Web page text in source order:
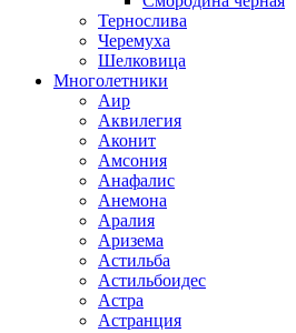
Тернослива
Черемуха
Шелковица
Многолетники
Аир
Аквилегия
Аконит
Амсония
Анафалис
Анемона
Аралия
Аризема
Астильба
Астильбоидес
Астра
Астранция